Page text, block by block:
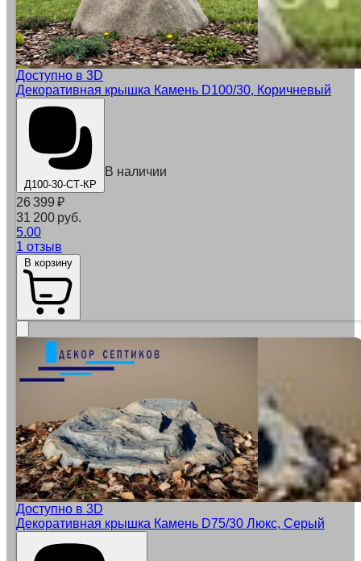
Доступно в 3D
Декоративная крышка Камень D100/30, Коричневый
Д100-30-СТ-КР
В наличии
26 399 ₽
31 200 руб.
5.00
1 отзыв
Доступно в 3D
Декоративная крышка Камень D75/30 Люкс, Серый